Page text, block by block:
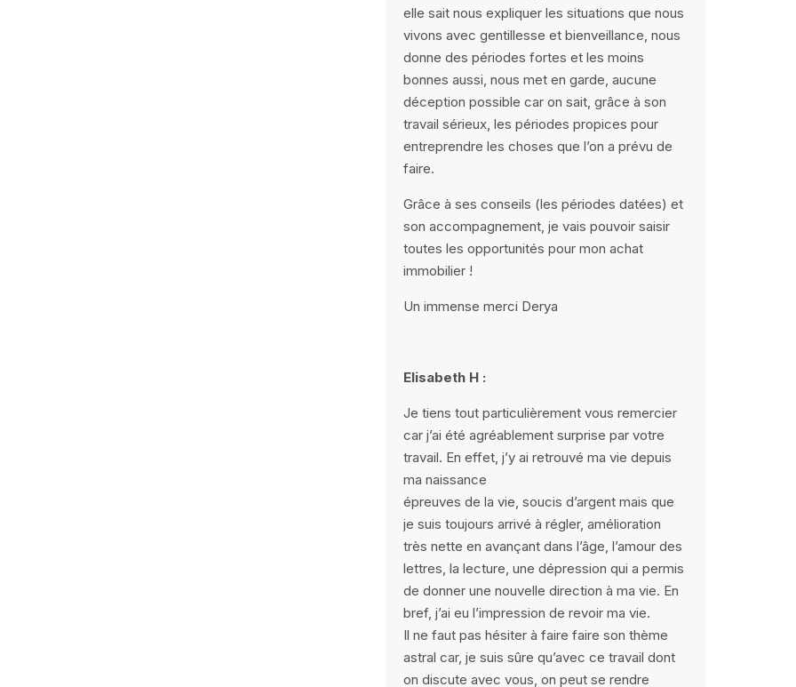
elle sait nous expliquer les situations que nous
vivons avec gentillesse et bienveillance, nous
donne des périodes fortes et les moins
bonnes aussi, nous met en garde, aucune
déception possible car on sait, grâce à son
travail sérieux, les périodes propices pour
entreprendre les choses que l’on a prévu de
faire.
Grâce à ses conseils (les périodes datées) et
son accompagnement, je vais pouvoir saisir
toutes les opportunités pour mon achat
immobilier !
Un immense merci Derya
Elisabeth H :
Je tiens tout particulièrement vous remercier
car j’ai été agréablement surprise par votre
travail. En effet, j’y ai retrouvé ma vie depuis
ma naissance
épreuves de la vie, soucis d’argent mais que
je suis toujours arrivé à régler, amélioration
très nette en avançant dans l’âge, l’amour des
lettres, la lecture, une dépression qui a permis
de donner une nouvelle direction à ma vie. En
bref, j’ai eu l’impression de revoir ma vie.
Il ne faut pas hésiter à faire faire son thème
astral car, je suis sûre qu’avec ce travail dont
on discute avec vous, on peut se rendre